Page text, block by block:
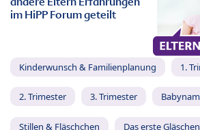
im HiPP Forum geteilt
Kinderwunsch & Familienplanung 1.
2. Trimester 3. Trimester
Stillen & Fläschchen Das erste Gläschen